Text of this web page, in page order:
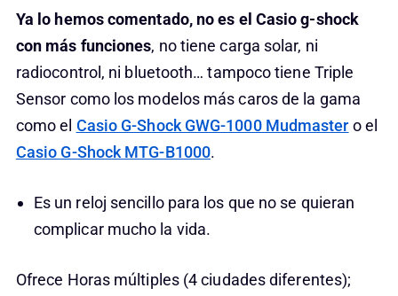
Ya lo hemos comentado, no es el Casio g-shock
con más funciones, no tiene carga solar, ni
radiocontrol, ni bluetooth… tampoco tiene Triple
Sensor como los modelos más caros de la gama
como el Casio G-Shock GWG-1000 Mudmastero el
Casio G-Shock MTG-B1000.
Es un reloj sencillo para los que no se quieran
complicar mucho la vida.
Ofrece Horas múltiples (4 ciudades diferentes);